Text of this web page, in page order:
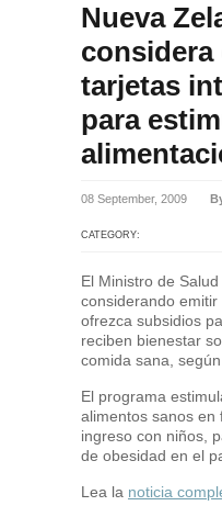
Nueva
considera
tarjetas
para
08 September, 2009
CATEGORY:
El Ministro de
considerando
ofrezca subsidios
reciben bienestar
comida sana,
El programa
alimentos sanos en
ingreso con niños,
de obesidad en el
Lea la noticia